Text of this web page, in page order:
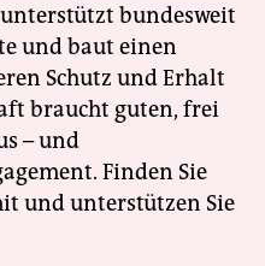
bundesweit
und baut einen
Schutz und Erhalt
braucht guten, frei
– und
Finden Sie
und unterstützen Sie